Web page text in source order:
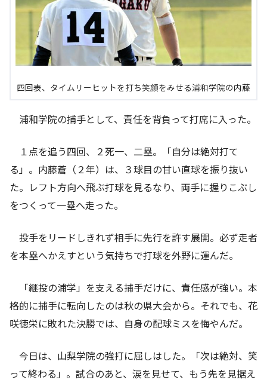
四回表、タイムリーヒットを打ち笑顔をみせる浦和学院の内藤
浦和学院の捕手として、責任を背負って打席に入った。
１点を追う四回、２死一、二塁。「自分は絶対打て
る」。内藤蒼（２年）は、３球目の甘い直球を振り抜い
た。レフト方向へ飛ぶ打球を見るなり、両手に握りこぶし
をつくって一塁へ走った。
投手をリードしきれず相手に先行を許す展開。必ず走者
を本塁へかえすという気持ちで打球を外野に運んだ。
「継投の浦学」を支える捕手だけに、責任感が強い。本
格的に捕手に転向したのは秋の県大会から。それでも、花
咲徳栄に敗れた決勝では、自身の配球ミスを悔やんだ。
今日は、山梨学院の強打に屈しはした。「次は絶対、笑
って終わる」。試合のあと、涙を見せて、もう先を見据え